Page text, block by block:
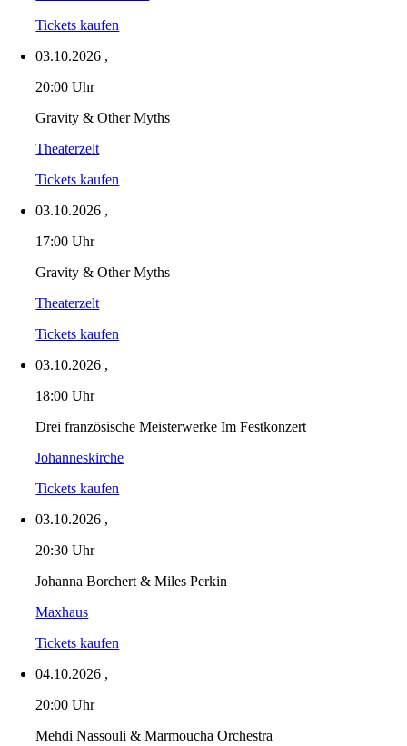
Tickets kaufen
03.10.2026 ,
20:00 Uhr
Gravity & Other Myths
Theaterzelt
Tickets kaufen
03.10.2026 ,
17:00 Uhr
Gravity & Other Myths
Theaterzelt
Tickets kaufen
03.10.2026 ,
18:00 Uhr
Drei französische Meisterwerke Im Festkonzert
Johanneskirche
Tickets kaufen
03.10.2026 ,
20:30 Uhr
Johanna Borchert & Miles Perkin
Maxhaus
Tickets kaufen
04.10.2026 ,
20:00 Uhr
Mehdi Nassouli & Marmoucha Orchestra